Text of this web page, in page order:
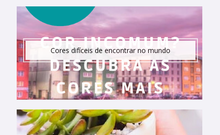
Cores difíceis de encontrar no mundo